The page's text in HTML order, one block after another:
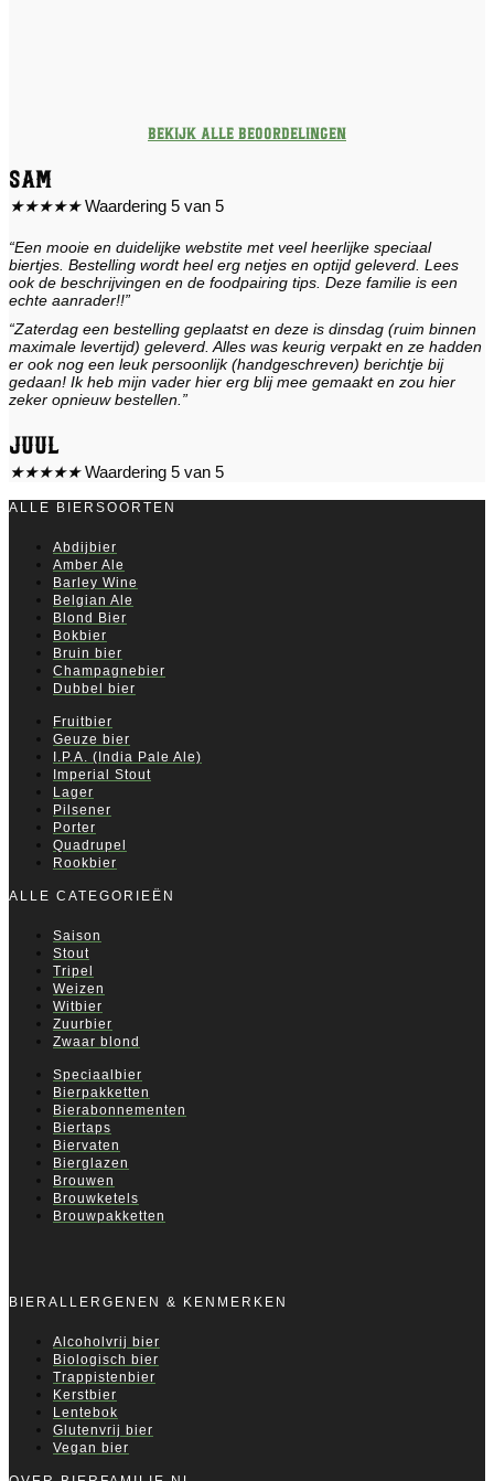
Bekijk alle beoordelingen
Sam
★★★★★ Waardering 5 van 5
“Een mooie en duidelijke webstite met veel heerlijke speciaal
biertjes. Bestelling wordt heel erg netjes en optijd geleverd. Lees
ook de beschrijvingen en de foodpairing tips. Deze familie is een
echte aanrader!!”
“Zaterdag een bestelling geplaatst en deze is dinsdag (ruim binnen
maximale levertijd) geleverd. Alles was keurig verpakt en ze hadden
er ook nog een leuk persoonlijk (handgeschreven) berichtje bij
gedaan! Ik heb mijn vader hier erg blij mee gemaakt en zou hier
zeker opnieuw bestellen.”
Juul
★★★★★ Waardering 5 van 5
ALLE BIERSOORTEN
Abdijbier
Amber Ale
Barley Wine
Belgian Ale
Blond Bier
Bokbier
Bruin bier
Champagnebier
Dubbel bier
Fruitbier
Geuze bier
I.P.A. (India Pale Ale)
Imperial Stout
Lager
Pilsener
Porter
Quadrupel
Rookbier
ALLE CATEGORIEËN
Saison
Stout
Tripel
Weizen
Witbier
Zuurbier
Zwaar blond
Speciaalbier
Bierpakketten
Bierabonnementen
Biertaps
Biervaten
Bierglazen
Brouwen
Brouwketels
Brouwpakketten
BIERALLERGENEN & KENMERKEN
Alcoholvrij bier
Biologisch bier
Trappistenbier
Kerstbier
Lentebok
Glutenvrij bier
Vegan bier